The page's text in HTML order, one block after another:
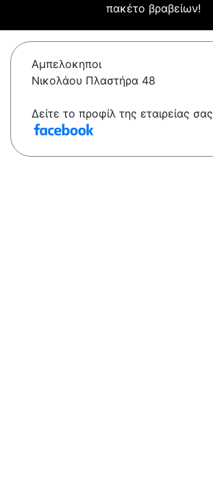
πακέτο βραβείων!
Αμπελοκηποι
Νικολάου Πλαστήρα 48
Δείτε το προφίλ της εταιρείας σας